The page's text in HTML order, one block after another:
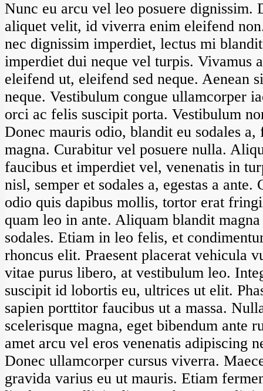
Nunc eu arcu vel leo posuere dignissim.
aliquet velit, id viverra enim eleifend
nec dignissim imperdiet, lectus mi
imperdiet dui neque vel turpis. Vivamus
eleifend ut, eleifend sed neque. Aenean
neque. Vestibulum congue ullamcorper
orci ac felis suscipit porta. Vestibulum
Donec mauris odio, blandit eu sodales a,
magna. Curabitur vel posuere nulla.
faucibus et imperdiet vel, venenatis in
nisl, semper et sodales a, egestas a ante.
odio quis dapibus mollis, tortor erat
quam leo in ante. Aliquam blandit
sodales. Etiam in leo felis, et
rhoncus elit. Praesent placerat vehicula
vitae purus libero, at vestibulum leo.
suscipit id lobortis eu, ultrices ut elit.
sapien porttitor faucibus ut a massa.
scelerisque magna, eget bibendum ante
amet arcu vel eros venenatis adipiscing
Donec ullamcorper cursus viverra.
gravida varius eu ut mauris. Etiam